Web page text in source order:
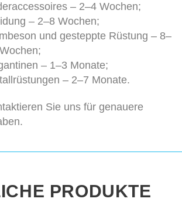
– 2–4 Wochen;
– 2–8 Wochen;
und gesteppte Rüstung – 8–
– 1–3 Monate;
– 2–7 Monate.
Sie uns für genauere
PRODUKTE